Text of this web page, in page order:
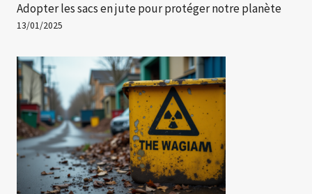
Adopter les sacs en jute pour protéger notre planète
13/01/2025